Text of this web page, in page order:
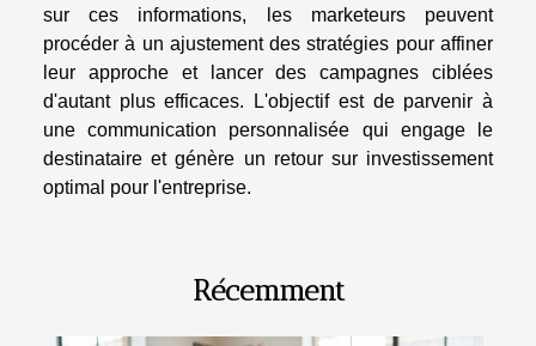
sur ces informations, les marketeurs peuvent
procéder à un ajustement des stratégies pour affiner
leur approche et lancer des campagnes ciblées
d'autant plus efficaces. L'objectif est de parvenir à
une communication personnalisée qui engage le
destinataire et génère un retour sur investissement
optimal pour l'entreprise.
Récemment